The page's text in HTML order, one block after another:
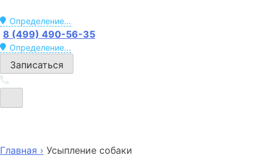
Определение...
8 (499) 490-56-35
Определение...
Записаться
Главная › Усыпление собаки